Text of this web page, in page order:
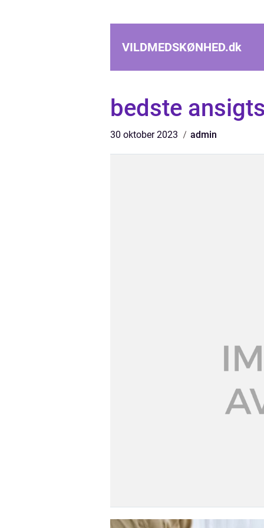
VILDMEDSKØNHED.dk
bedste
30 oktober 2023 admin